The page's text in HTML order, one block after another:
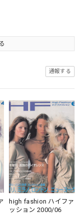
通報する
high fashion ハイファ
ッション 2000/06